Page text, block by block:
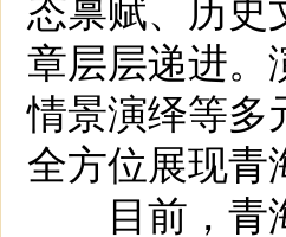
章层层递进。
情景演绎等多
全方位展现青
目前，青海